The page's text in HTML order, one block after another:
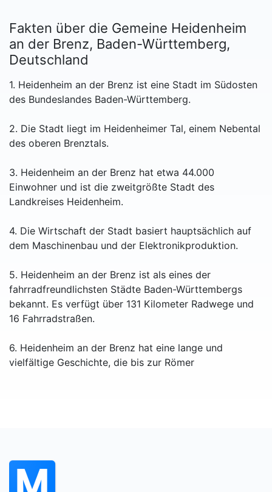
Fakten über die Gemeine Heidenheim
an der Brenz, Baden-Württemberg,
Deutschland
1. Heidenheim an der Brenz ist eine Stadt im Südosten
des Bundeslandes Baden-Württemberg.
2. Die Stadt liegt im Heidenheimer Tal, einem Nebental
des oberen Brenztals.
3. Heidenheim an der Brenz hat etwa 44.000
Einwohner und ist die zweitgrößte Stadt des
Landkreises Heidenheim.
4. Die Wirtschaft der Stadt basiert hauptsächlich auf
dem Maschinenbau und der Elektronikproduktion.
5. Heidenheim an der Brenz ist als eines der
fahrradfreundlichsten Städte Baden-Württembergs
bekannt. Es verfügt über 131 Kilometer Radwege und
16 Fahrradstraßen.
6. Heidenheim an der Brenz hat eine lange und
vielfältige Geschichte, die bis zur Römer